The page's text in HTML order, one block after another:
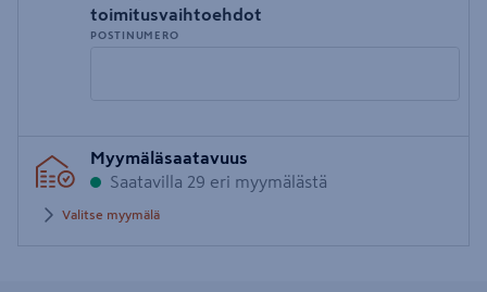
toimitusvaihtoehdot
POSTINUMERO
postinumero
Myymäläsaatavuus
Saatavilla 29 eri myymälästä
Valitse myymälä